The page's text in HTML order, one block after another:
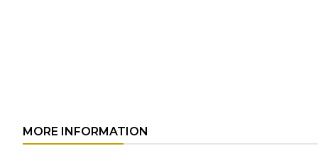
MORE INFORMATION